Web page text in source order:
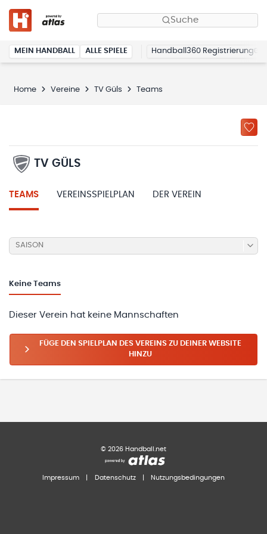
Suche
MEIN HANDBALL ALLE SPIELE Handball360 Registrierung
Home Vereine TV Güls Teams
TV GÜLS
TEAMS VEREINSSPIELPLAN DER VEREIN
SAISON
Keine Teams
Dieser Verein hat keine Mannschaften
FÜGE DEN SPIELPLAN DES VEREINS ZU DEINER WEBSITE
HINZU
© 2026 Handball.net
Impressum Datenschutz Nutzungsbedingungen